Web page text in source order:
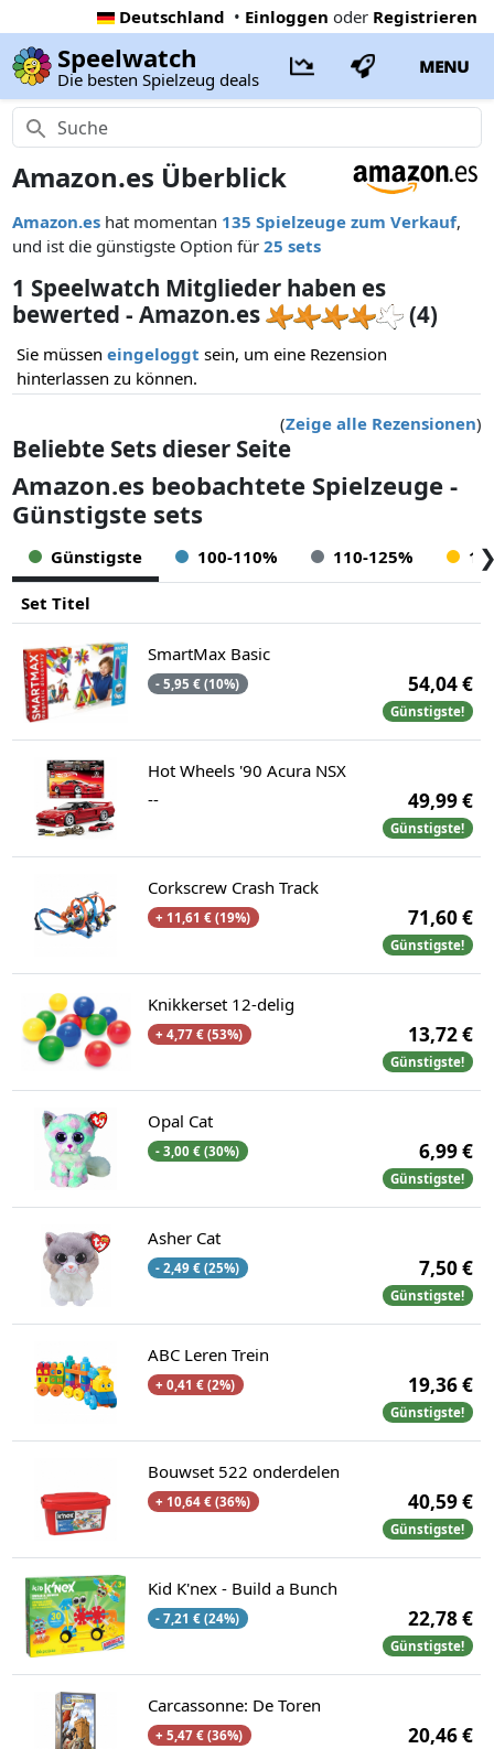
Deutschland • Einloggen oder Registrieren
Speelwatch
Die besten Spielzeug deals
MENU
Amazon.es Überblick
Amazon.es hat momentan 135 Spielzeuge zum Verkauf,
und ist die günstigste Option für25 sets
1 Speelwatch Mitglieder haben es
bewerted - Amazon.es
(4)
Sie müssen eingeloggt sein, um eine Rezension
hinterlassen zu können.
(Zeige alle Rezensionen)
Beliebte Sets dieser Seite
Amazon.es beobachtete Spielzeuge -
Günstigste sets
Günstigste 100-110% 110-125%
Set Titel
SmartMax Basic
- 5,95 € (10%) 54,04 €
Günstigste!
Hot Wheels '90 Acura NSX
--
49,99 €
Günstigste!
Corkscrew Crash Track
+ 11,61 € (19%) 71,60 €
Günstigste!
Knikkerset 12-delig
+ 4,77 € (53%) 13,72 €
Günstigste!
Opal Cat
- 3,00 € (30%) 6,99 €
Günstigste!
Asher Cat
- 2,49 € (25%) 7,50 €
Günstigste!
ABC Leren Trein
+ 0,41 € (2%) 19,36 €
Günstigste!
Bouwset 522 onderdelen
+ 10,64 € (36%) 40,59 €
Günstigste!
Kid K'nex - Build a Bunch
- 7,21 € (24%) 22,78 €
Günstigste!
Carcassonne: De Toren
+ 5,47 € (36%) 20,46 €